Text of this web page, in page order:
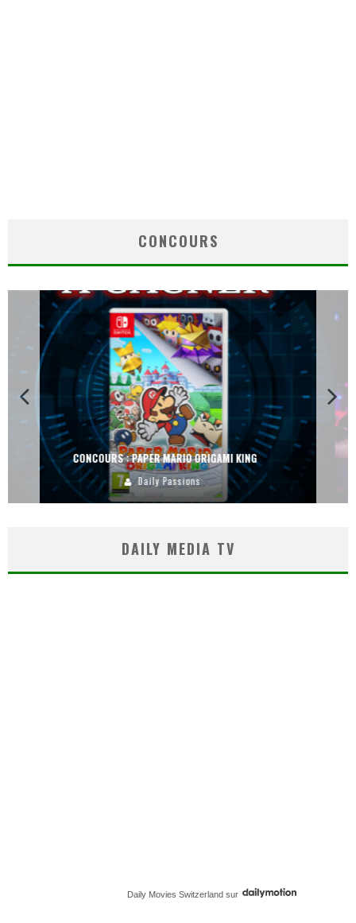
CONCOURS
CONCOURS : DREAMS SUR PS4
Carlos Mühlig
DAILY MEDIA TV
Daily Movies Switzerland sur